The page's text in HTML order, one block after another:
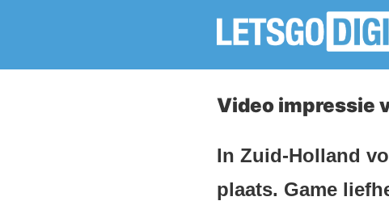
Video impressie
In Zuid-Holland
plaats. Game